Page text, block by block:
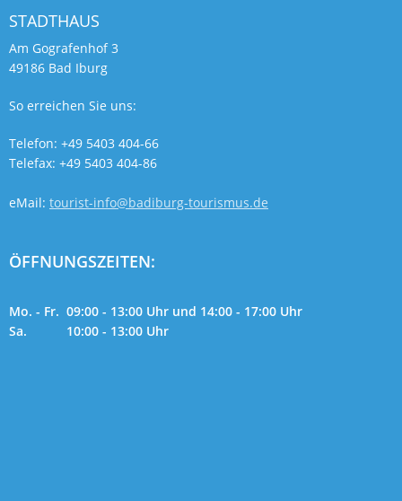
STADTHAUS
Am Gografenhof 3
49186 Bad Iburg
So erreichen Sie uns:
Telefon: +49 5403 404-66
Telefax: +49 5403 404-86
eMail: tourist-info@badiburg-tourismus.de
ÖFFNUNGSZEITEN:
Mo. - Fr. 09:00 - 13:00 Uhr und 14:00 - 17:00 Uhr
Sa. 10:00 - 13:00 Uhr